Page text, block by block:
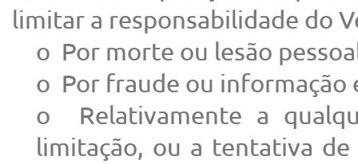
limitar a responsabilidade do
o Por morte ou lesão
o Por fraude ou informação
o Relativamente a
limitação, ou a tentativa